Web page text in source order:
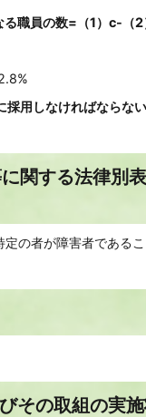
る職員の数=（1）c-
採用しなければならな
関する法律別
の者が障害者である
その取組の実